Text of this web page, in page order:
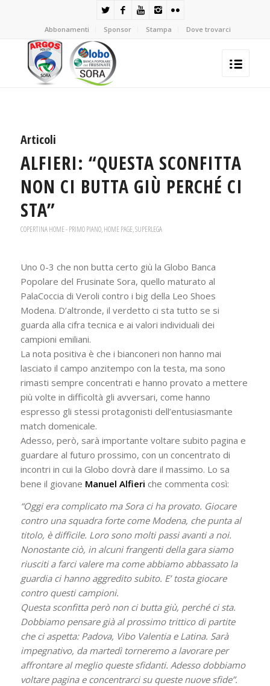
Abbonamenti Sponsor Stampa Dove trovarci
Articoli
ALFIERI: “QUESTA SCONFITTA
NON CI BUTTA GIÙ PERCHÉ CI
STA”
COPERTINA HOME - PRIMO PIANO,HOME PAGE,SUPERLEGA
Uno 0-3 che non butta certo giù la Globo Banca
Popolare del Frusinate Sora, quello maturato al
PalaCoccia di Veroli contro i big della Leo Shoes
Modena. D’altronde, il verdetto ci sta tutto se si
guarda alla cifra tecnica e ai valori individuali dei
campioni emiliani.
La nota positiva è che i bianconeri non hanno mai
lasciato il campo anzitempo con la testa, ma sono
rimasti sempre concentrati e hanno provato a mettere
più volte in difficoltà gli avversari, come hanno
espresso gli stessi protagonisti dell’entusiasmante
match domenicale.
Adesso, però, sarà importante voltare subito pagina e
guardare al futuro prossimo, con un concentrato di
incontri in cui la Globo dovrà dare il massimo. Lo sa
bene il giovane Manuel Alfieri che commenta così:
“Oggi era complicato ma Sora ci ha provato. Giocare
contro una squadra forte come Modena, che punta al
titolo, è difficile. Loro sono molti passi avanti a noi.
Nonostante ciò, in alcuni frangenti della gara siamo
riusciti a farci valere ma come abbiamo abbassato la
guardia ci hanno aggredito subito. E’ tosta giocare
contro questi campioni.
Questa sconfitta però non ci butta giù, perché ci sta.
Dobbiamo pensare già al prossimo trittico di partite
che ci aspetta: Padova, Vibo Valentia e Latina. Sarà
impegnativo, da martedì torneremo a lavorare per
affrontare al meglio queste sfidanti. Adesso dobbiamo
voltare pagina e concentrarci su queste nuove sfide”.